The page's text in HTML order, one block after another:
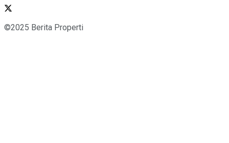
©2025 Berita Properti